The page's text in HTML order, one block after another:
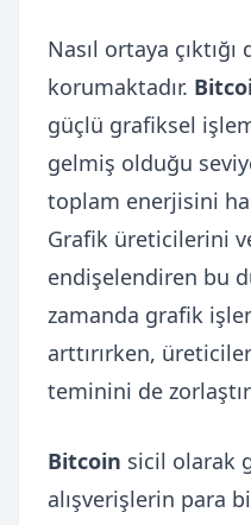
Nasıl ortaya
korumaktadır.
güçlü grafiksel
gelmiş olduğu
toplam enerjisini
Grafik üreticilerini
endişelendiren bu
zamanda grafik
arttırırken,
teminini de
Bitcoin sicil olarak
alışverişlerin para